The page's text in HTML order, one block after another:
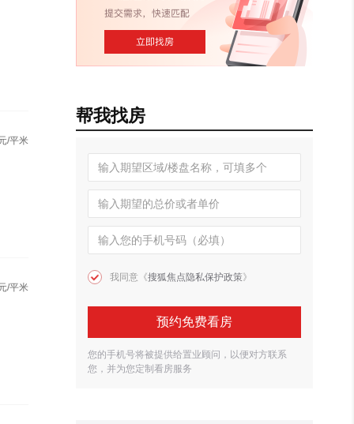
/平米
/平米
帮我找房
我同意《搜狐焦点隐私保护政策》
预约免费看房
您的手机号将被提供给置业顾问，以便对方联系
您，并为您定制看房服务